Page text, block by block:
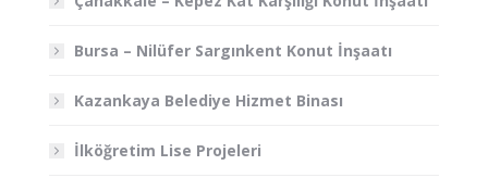
Bursa – Nilüfer Sargınkent Konut İnşaatı
Kazankaya Belediye Hizmet Binası
İlköğretim Lise Projeleri